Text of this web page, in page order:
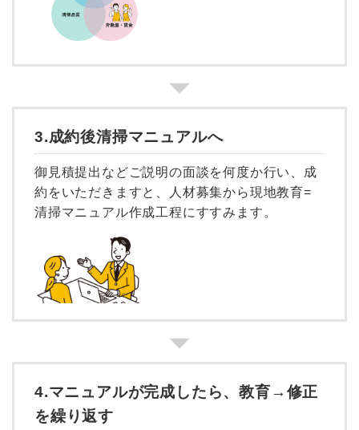
3.成約後清掃マニュアルへ
御見積提出などご説明の面談を何度か行い、成
約をいただきますと、人材募集から現地教育=
清掃マニュアル作成工程にすすみます。
4.マニュアルが完成したら、教育→修正
を繰り返す